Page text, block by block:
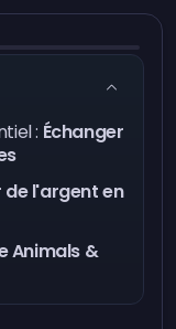
: Échanger
de l'argent en
Animals &